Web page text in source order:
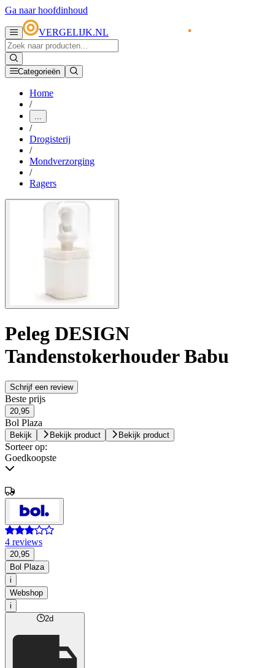
Ga naar hoofdinhoud
VERGELIJK.NL
Categorieën
Home
/
...
/
Drogisterij
/
Mondverzorging
/
Ragers
Peleg DESIGN
Tandenstokerhouder Babu
Schrijf een review
Beste prijs
20,95
Bol Plaza
Bekijk Bekijk product Bekijk product
Sorteer op:
Goedkoopste
4 reviews
20,95
Bol Plaza
i
Webshop
i
2d